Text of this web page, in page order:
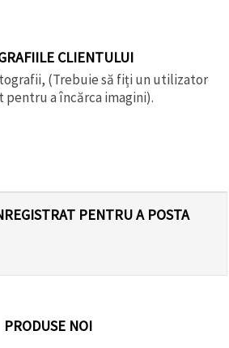
CLIENTULUI
(Trebuie să fiți un utilizator
a încărca imagini).
PENTRU A POSTA
PRODUSE NOI